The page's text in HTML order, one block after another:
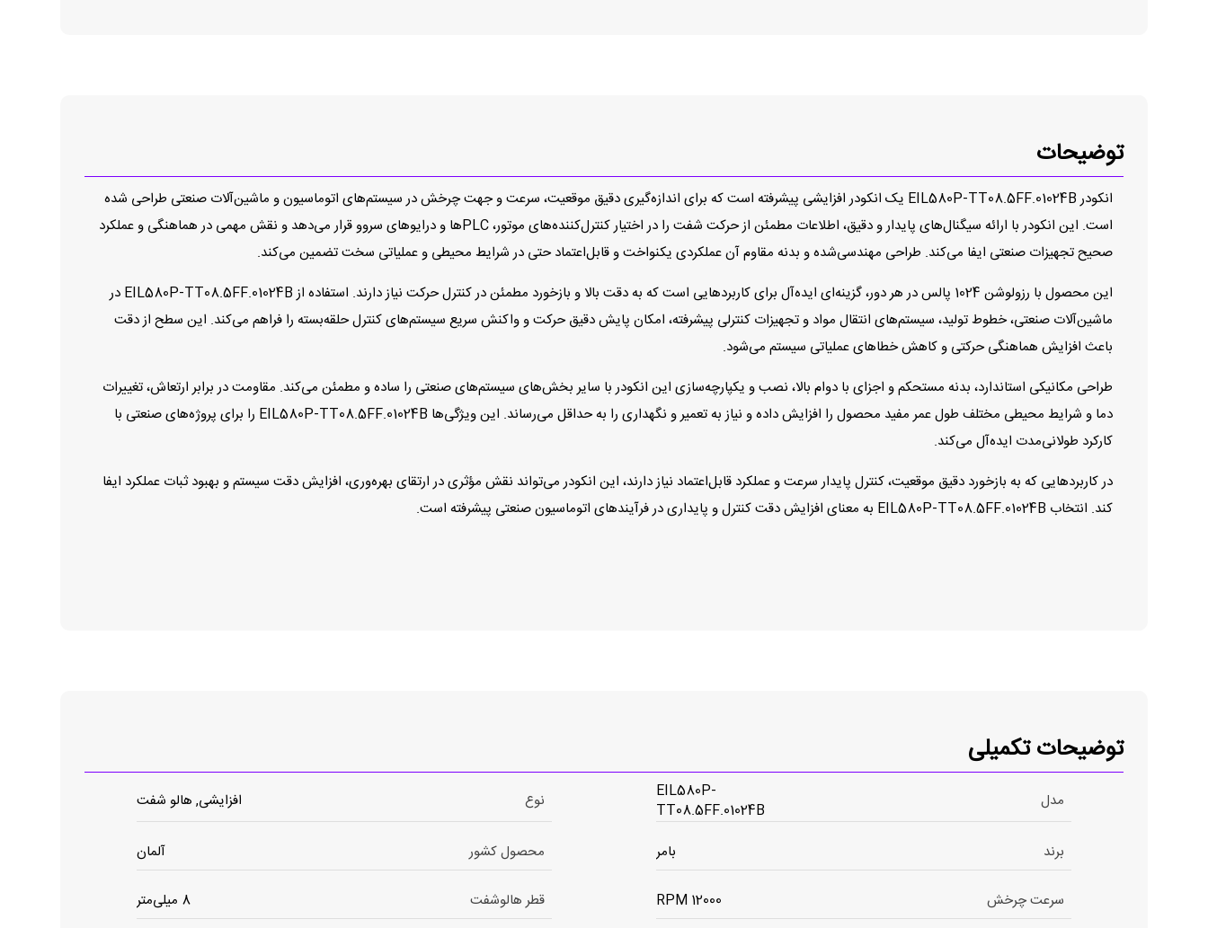
توضیحات
انکودر EIL580P-TT08.5FF.01024B یک انکودر افزایشی پیشرفته است که برای اندازه‌گیری دقیق موقعیت، سرعت و جهت چرخش در سیستم‌های اتوماسیون و ماشین‌آلات صنعتی طراحی شده
است. این انکودر با ارائه سیگنال‌های پایدار و دقیق، اطلاعات مطمئن از حرکت شفت را در اختیار کنترل‌کننده‌های موتور، PLCها و درایوهای سروو قرار می‌دهد و نقش مهمی در هماهنگی و عملکرد
صحیح تجهیزات صنعتی ایفا می‌کند. طراحی مهندسی‌شده و بدنه مقاوم آن عملکردی یکنواخت و قابل‌اعتماد حتی در شرایط محیطی و عملیاتی سخت تضمین می‌کند.
این محصول با رزولوشن 1024 پالس در هر دور، گزینه‌ای ایده‌آل برای کاربردهایی است که به دقت بالا و بازخورد مطمئن در کنترل حرکت نیاز دارند. استفاده از EIL580P‑TT08.5FF.01024B در
ماشین‌آلات صنعتی، خطوط تولید، سیستم‌های انتقال مواد و تجهیزات کنترلی پیشرفته، امکان پایش دقیق حرکت و واکنش سریع سیستم‌های کنترل حلقه‌بسته را فراهم می‌کند. این سطح از دقت
باعث افزایش هماهنگی حرکتی و کاهش خطاهای عملیاتی سیستم می‌شود.
طراحی مکانیکی استاندارد، بدنه مستحکم و اجزای با دوام بالا، نصب و یکپارچه‌سازی این انکودر با سایر بخش‌های سیستم‌های صنعتی را ساده و مطمئن می‌کند. مقاومت در برابر ارتعاش، تغییرات
دما و شرایط محیطی مختلف طول عمر مفید محصول را افزایش داده و نیاز به تعمیر و نگهداری را به حداقل می‌رساند. این ویژگی‌ها EIL580P‑TT08.5FF.01024B را برای پروژه‌های صنعتی با
کارکرد طولانی‌مدت ایده‌آل می‌کند.
در کاربردهایی که به بازخورد دقیق موقعیت، کنترل پایدار سرعت و عملکرد قابل‌اعتماد نیاز دارند، این انکودر می‌تواند نقش مؤثری در ارتقای بهره‌وری، افزایش دقت سیستم و بهبود ثبات عملکرد ایفا
کند. انتخاب EIL580P‑TT08.5FF.01024B به معنای افزایش دقت کنترل و پایداری در فرآیندهای اتوماسیون صنعتی پیشرفته است.
توضیحات تکمیلی
مدل
EIL580P-
TT08.5FF.01024B
نوع افزایشی, هالو شفت
برند بامر محصول کشور آلمان
سرعت چرخش 12000 RPM قطر هالوشفت 8 میلی‌متر